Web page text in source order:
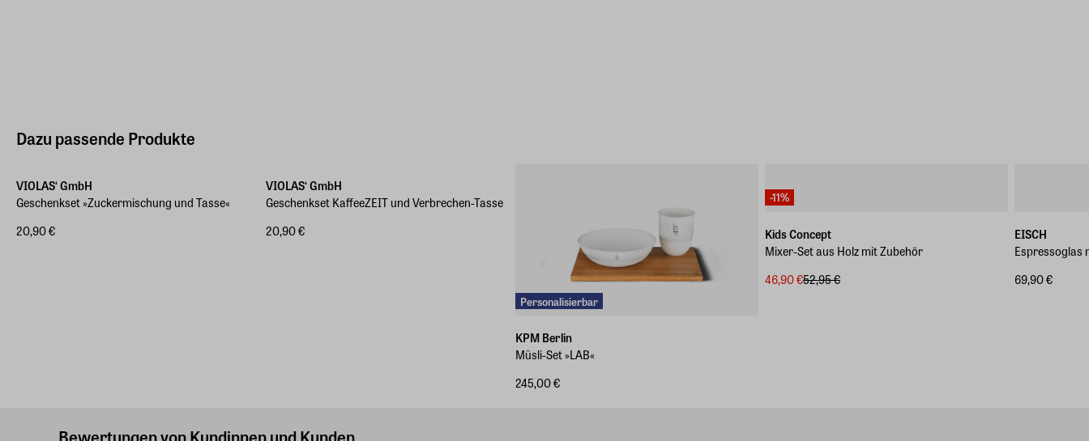
Dazu passende Produkte
VIOLAS‘ GmbH
Geschenkset »Zuckermischung und Tasse«
20,90 €
VIOLAS‘ GmbH
Geschenkset KaffeeZEIT und Verbrechen-Tasse
20,90 €
Personalisierbar
KPM Berlin
Müsli-Set »LAB«
245,00 €
-11%
Kids Concept
Mixer-Set aus Holz mit Zubehör
46,90 €52,95 €
EISCH
Espressoglas
69,90 €